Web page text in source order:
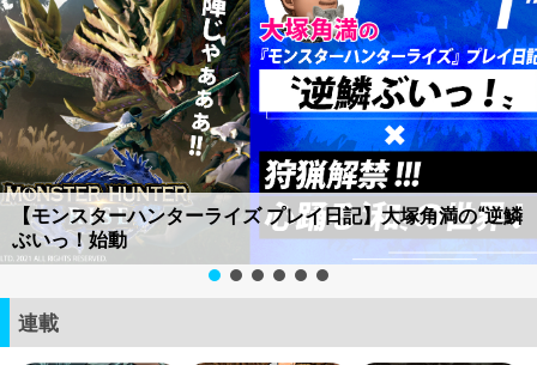
【モンスターハンターライズ プレイ日記】大塚角満の“逆鱗
ぶいっ！始動
連載